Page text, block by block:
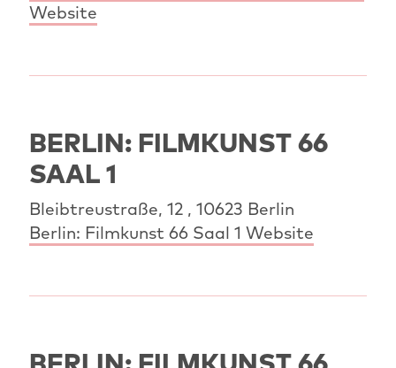
Website
BERLIN: FILMKUNST 66
SAAL 1
Bleibtreustraße, 12 , 10623 Berlin
Berlin: Filmkunst 66 Saal 1 Website